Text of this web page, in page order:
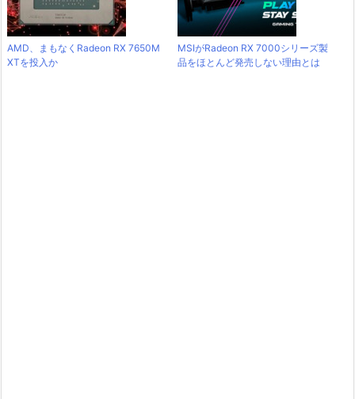
AMD、まもなくRadeon RX 7650M
XTを投入か
MSIがRadeon RX 7000シリーズ製
品をほとんど発売しない理由とは